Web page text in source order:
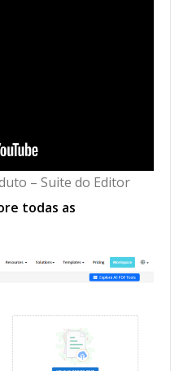
– Suite do Editor
todas as